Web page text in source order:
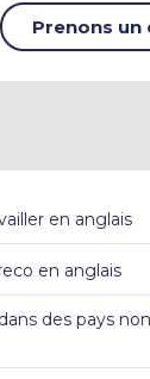
Prenons un
en anglais
en anglais
des pays non